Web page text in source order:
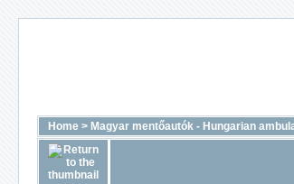
Home > Magyar mentőautók - Hungarian